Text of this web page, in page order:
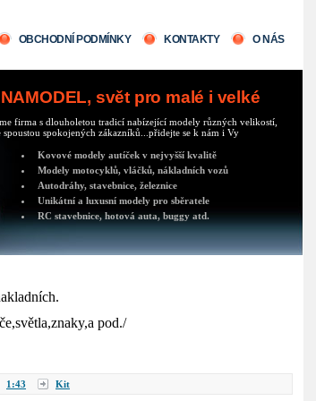
OBCHODNÍ PODMÍNKY KONTAKTY O NÁS
svět pro malé i velké
firma s dlouholetou tradicí nabízející modely různých velikostí,
spoustou spokojených zákazníků...přidejte se k nám i Vy
Kovové modely autíček v nejvyšší kvalitě
Modely motocyklů, vláčků, nákladních vozů
Autodráhy, stavebnice, železnice
Unikátní a luxusní modely pro sběratele
RC stavebnice, hotová auta, buggy atd.
pod./
1:43 Kit